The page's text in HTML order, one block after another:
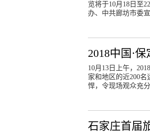
览将于10月18日至
办、中共廊坊市委
2018中国·
10月13日上午，
家和地区的近200
悍，令现场观众充
石家庄首届